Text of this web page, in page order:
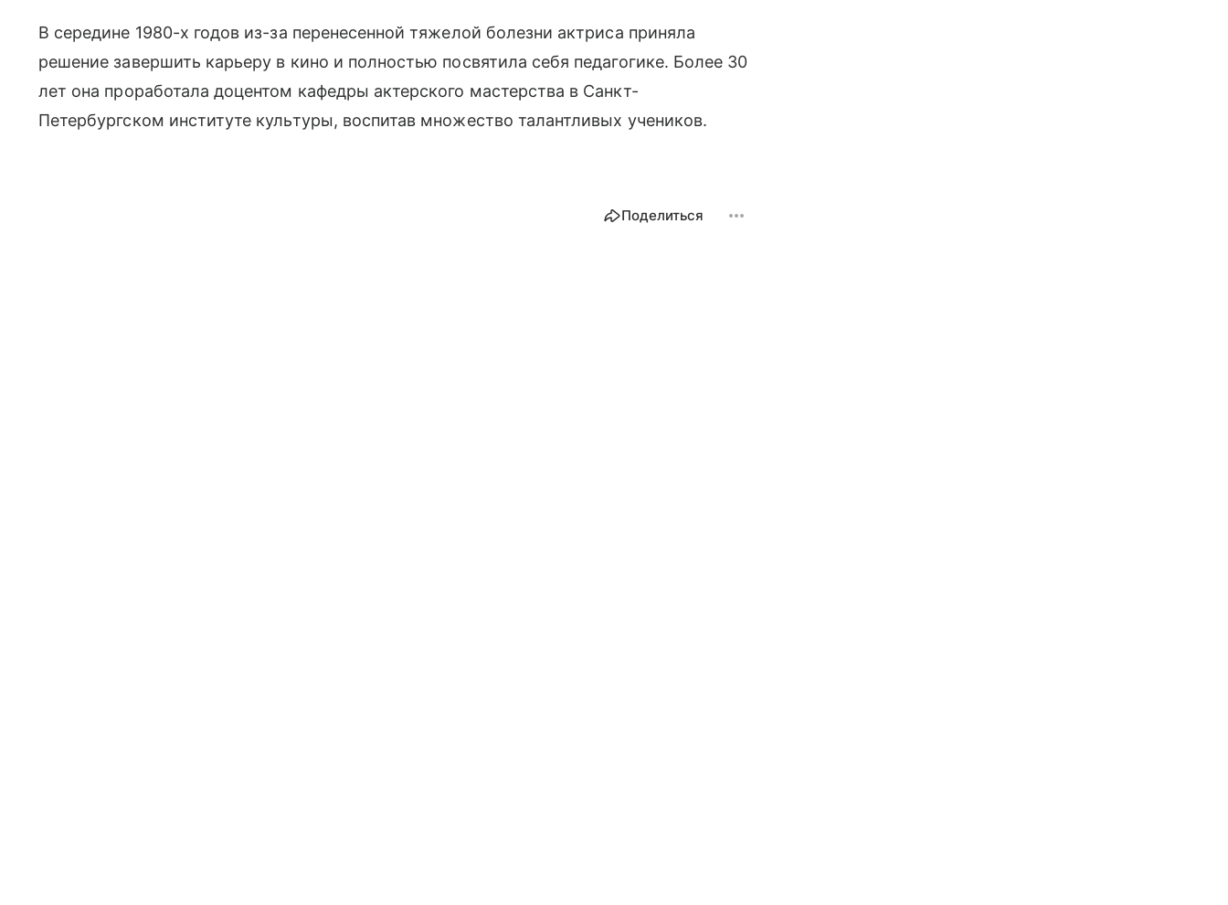
В середине 1980-х годов из-за перенесенной тяжелой болезни актриса приняла
решение завершить карьеру в кино и полностью посвятила себя педагогике. Более 30
лет она проработала доцентом кафедры актерского мастерства в Санкт-
Петербургском институте культуры, воспитав множество талантливых учеников.
Поделиться